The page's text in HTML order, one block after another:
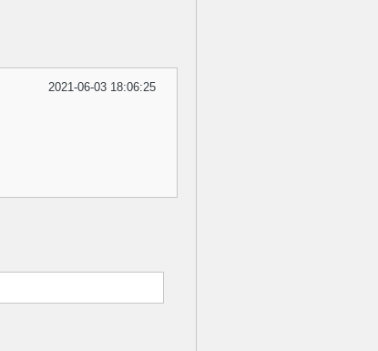
2021-06-03 18:06:25